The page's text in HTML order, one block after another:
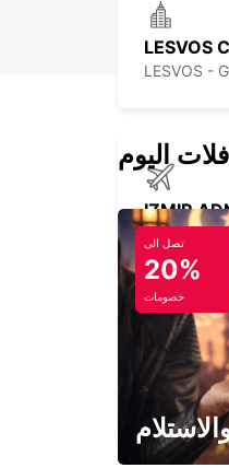
LESVOS
LESVOS -
IZMIR -
ISTANBUL
تصل الى
20%
خصومات